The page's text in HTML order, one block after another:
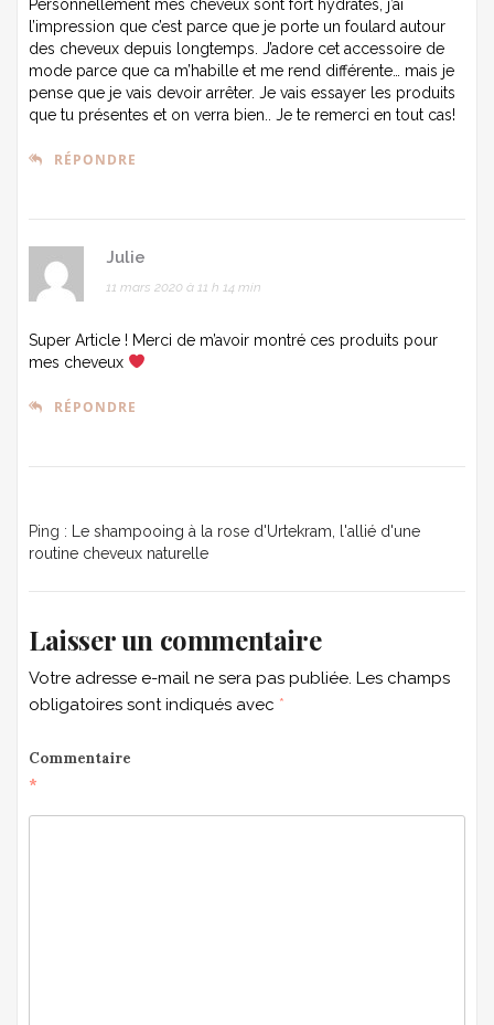
Personnellement mes cheveux sont fort hydratés, j’ai
l’impression que c’est parce que je porte un foulard autour
des cheveux depuis longtemps. J’adore cet accessoire de
mode parce que ca m’habille et me rend différente… mais je
pense que je vais devoir arrêter. Je vais essayer les produits
que tu présentes et on verra bien.. Je te remerci en tout cas!
RÉPONDRE
Julie
11 mars 2020 à 11 h 14 min
Super Article ! Merci de m’avoir montré ces produits pour
mes cheveux
RÉPONDRE
Ping :
Le shampooing à la rose d'Urtekram, l'allié d'une
routine cheveux naturelle
Laisser un commentaire
Votre adresse e-mail ne sera pas publiée. Les champs
obligatoires sont indiqués avec *
Commentaire
*